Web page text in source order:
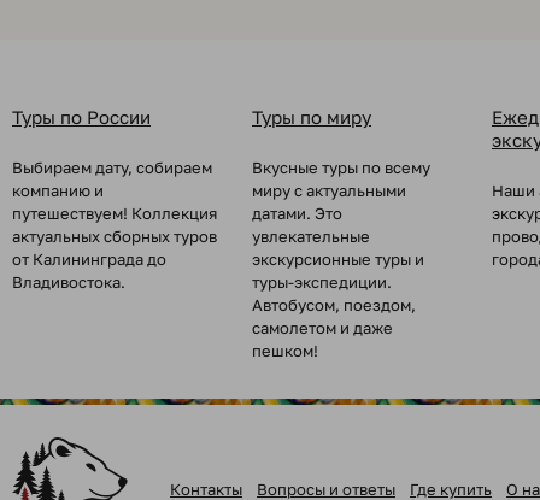
Туры по России
Выбираем дату, собираем
компанию и
путешествуем! Коллекция
актуальных сборных туров
от Калининграда до
Владивостока.
Туры по миру
Вкусные туры по всему
миру с актуальными
датами. Это
увлекательные
экскурсионные туры и
туры-экспедиции.
Автобусом, поездом,
самолетом и даже
пешком!
Наши
Контакты Вопросы и ответы Где купить О